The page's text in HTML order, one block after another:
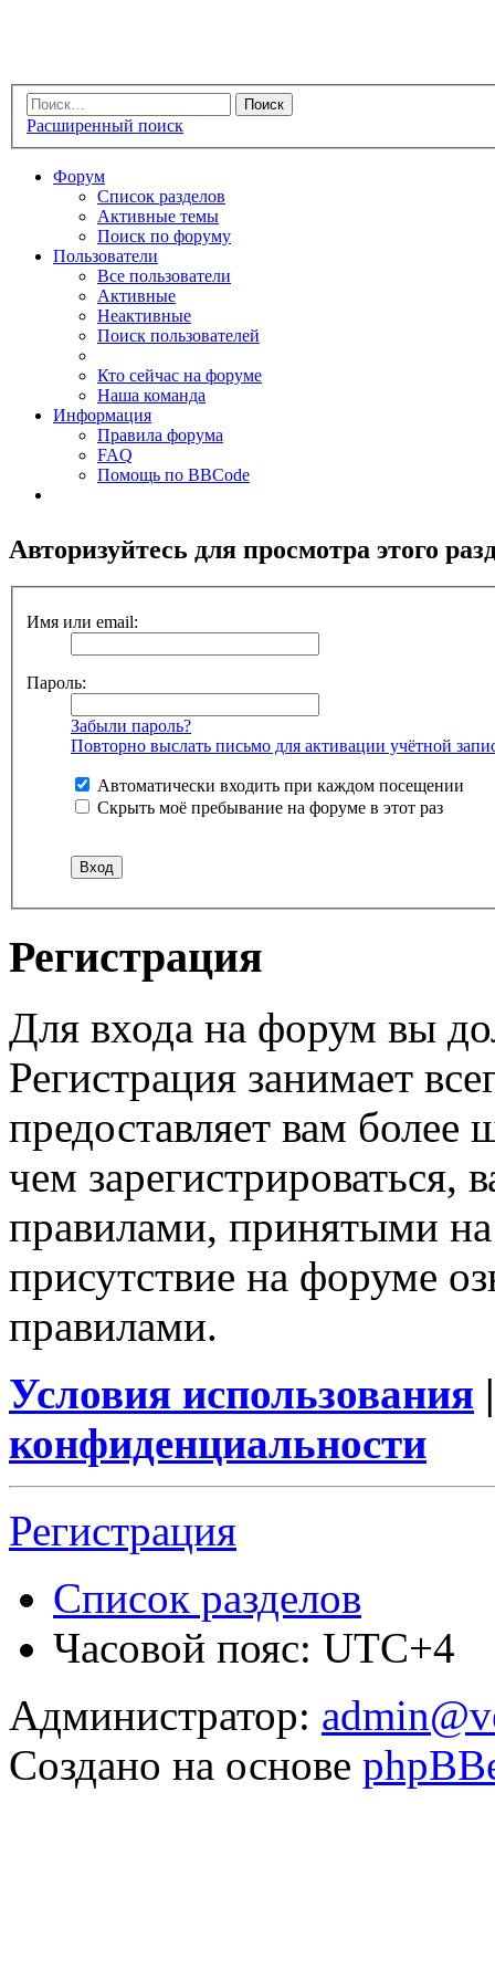
Расширенный поиск
Форум
Список разделов
Активные темы
Поиск по форуму
Пользователи
Все пользователи
Активные
Неактивные
Поиск пользователей
Кто сейчас на форуме
Наша команда
Информация
Правила форума
FAQ
Помощь по BBCode
Авторизуйтесь для просмотра этого
Имя или email:
Пароль:
Забыли пароль?
Повторно выслать письмо для активации учётной
Автоматически входить при каждом посещении
Скрыть моё пребывание на форуме в этот раз
Регистрация
Для входа на форум вы
Регистрация занимает
предоставляет вам
чем зарегистрироваться,
правилами, принятыми
присутствие на форуме
правилами.
Условия использования
конфиденциальности
Регистрация
Список разделов
Часовой пояс: UTC+4
Администратор:
Создано на основе